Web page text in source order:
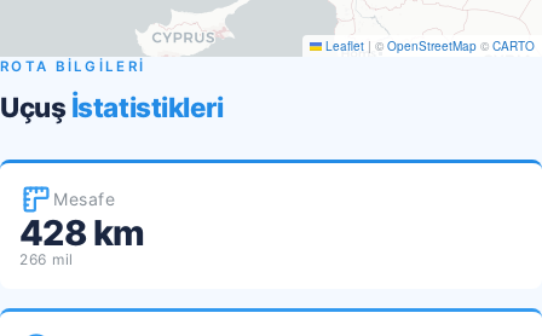
Leaflet | © OpenStreetMap © CARTO
ROTA BİLGİLERİ
Uçuş İstatistikleri
Mesafe
428 km
266 mil